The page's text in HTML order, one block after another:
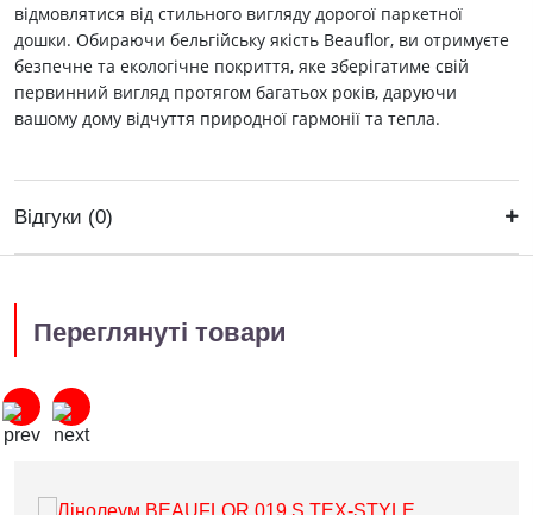
відмовлятися від стильного вигляду дорогої паркетної
дошки. Обираючи бельгійську якість Beauflor, ви отримуєте
безпечне та екологічне покриття, яке зберігатиме свій
первинний вигляд протягом багатьох років, даруючи
вашому дому відчуття природної гармонії та тепла.
Відгуки (0)
Переглянуті товари